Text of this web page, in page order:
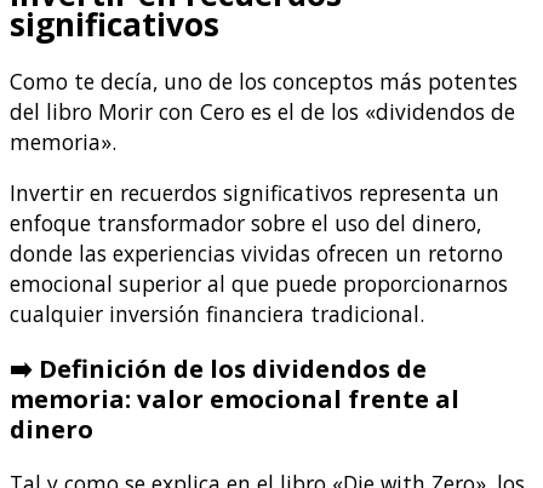
significativos
Como te decía, uno de los conceptos más potentes
del libro Morir con Cero es el de los «dividendos de
memoria».
Invertir en recuerdos significativos representa un
enfoque transformador sobre el uso del dinero,
donde las experiencias vividas ofrecen un retorno
emocional superior al que puede proporcionarnos
cualquier inversión financiera tradicional.
➡️ Definición de los dividendos de
memoria: valor emocional frente al
dinero